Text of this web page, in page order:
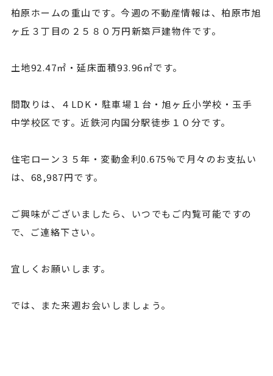
柏原ホームの重山です。今週の不動産情報は、柏原市旭
ヶ丘３丁目の２５８０万円新築戸建物件です。
土地92.47㎡・延床面積93.96㎡です。
間取りは、４LDK・駐車場１台・旭ヶ丘小学校・玉手
中学校区です。近鉄河内国分駅徒歩１０分です。
住宅ローン３５年・変動金利0.675%で月々のお支払い
は、68,987円です。
ご興味がございましたら、いつでもご内覧可能ですの
で、ご連絡下さい。
宜しくお願いします。
では、また来週お会いしましょう。